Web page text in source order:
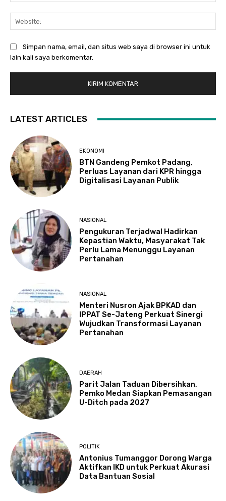
Simpan nama, email, dan situs web saya di browser ini untuk
lain kali saya berkomentar.
LATEST ARTICLES
EKONOMI
BTN Gandeng Pemkot Padang,
Perluas Layanan dari KPR hingga
Digitalisasi Layanan Publik
NASIONAL
Pengukuran Terjadwal Hadirkan
Kepastian Waktu, Masyarakat Tak
Perlu Lama Menunggu Layanan
Pertanahan
NASIONAL
Menteri Nusron Ajak BPKAD dan
IPPAT Se-Jateng Perkuat Sinergi
Wujudkan Transformasi Layanan
Pertanahan
DAERAH
Parit Jalan Taduan Dibersihkan,
Pemko Medan Siapkan Pemasangan
U-Ditch pada 2027
POLITIK
Antonius Tumanggor Dorong Warga
Aktifkan IKD untuk Perkuat Akurasi
Data Bantuan Sosial